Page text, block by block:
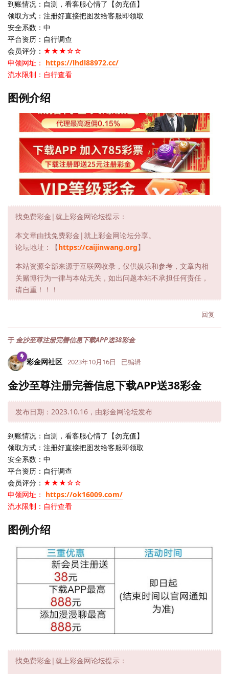
到账情况：自测，看客服心情了【勿充值】
领取方式：注册好直接把图发给客服即领取
安全系数：中
平台资历：自行调查
会员评分： ★★★☆☆
申领网址： https://lhdl88972.cc/
流水限制：自行查看
图例介绍
找免费彩金|就上彩金网论坛提示：
本文章由找免费彩金|就上彩金网论坛分享。
论坛地址：【https://caijinwang.org】
本站资源全部来源于互联网收录，仅供娱乐和参考，文章内相
关赌博行为一律与本站无关，如出问题本站不承担任何责任，
请自重！！！
回复
于 金沙至尊注册完善信息下载APP送38彩金
彩金网社区 2023年10月16日 已编辑
金沙至尊注册完善信息下载APP送38彩金
发布日期：2023.10.16，由彩金网论坛发布
到账情况：自测，看客服心情了【勿充值】
领取方式：注册好直接把图发给客服即领取
安全系数：中
平台资历：自行调查
会员评分： ★★★☆☆
申领网址： https://ok16009.com/
流水限制：自行查看
图例介绍
找免费彩金|就上彩金网论坛提示：